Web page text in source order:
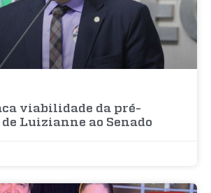
viabilidade da pré-
Luizianne ao Senado